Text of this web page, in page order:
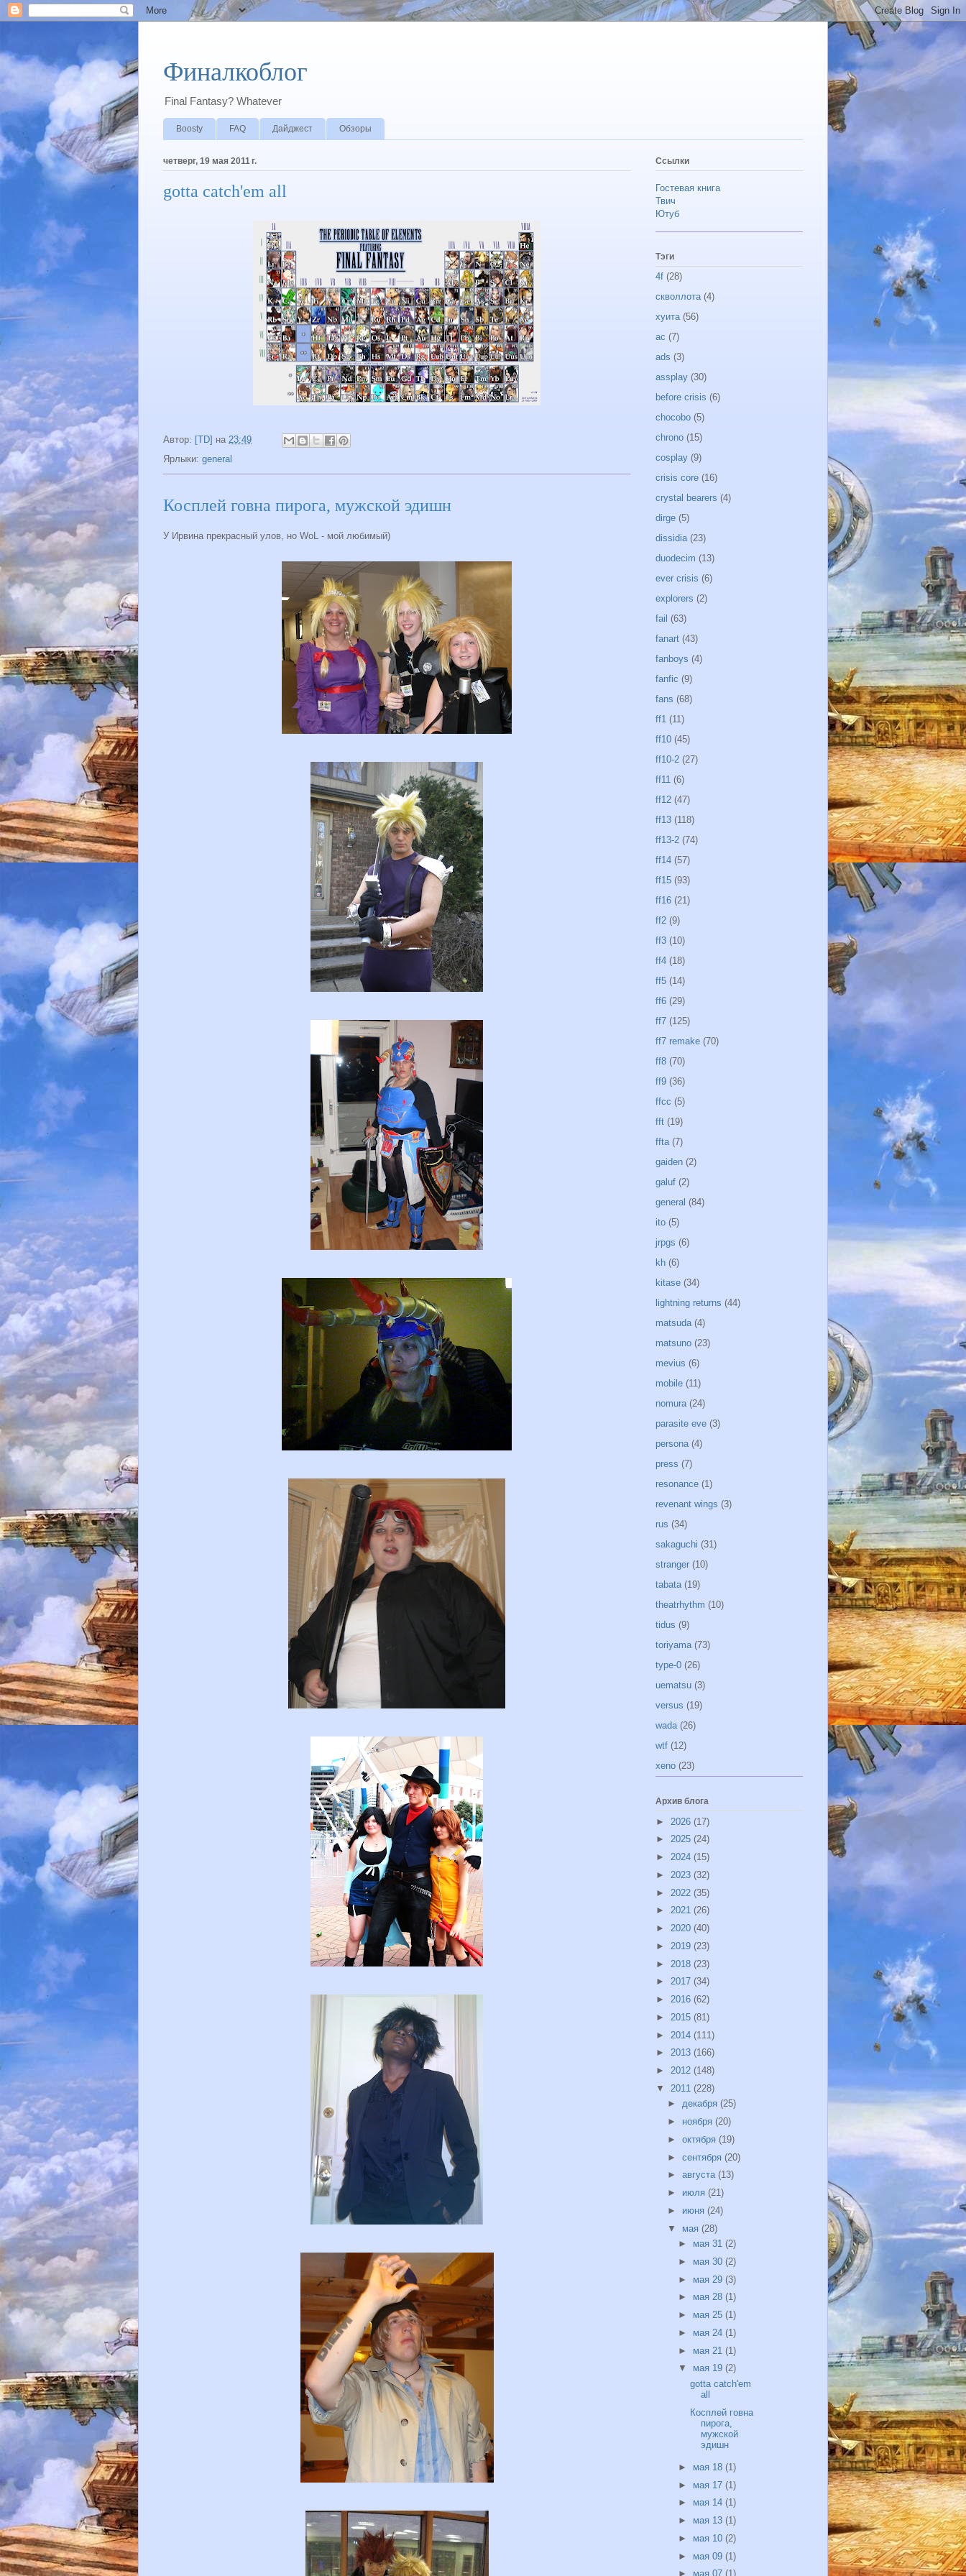
Финалкоблог
Final Fantasy? Whatever
Boosty FAQ Дайджест Обзоры
четверг, 19 мая 2011 г.
gotta catch'em all
Автор: [TD] на 23:49
Ярлыки: general
Косплей говна пирога, мужской эдишн
У Ирвина прекрасный улов, но WoL - мой любимый)
Ссылки
Гостевая книга
Твич
Ютуб
Тэги
4f (28)
скволлота (4)
хуита (56)
ac (7)
ads (3)
assplay (30)
before crisis (6)
chocobo (5)
chrono (15)
cosplay (9)
crisis core (16)
crystal bearers (4)
dirge (5)
dissidia (23)
duodecim (13)
ever crisis (6)
explorers (2)
fail (63)
fanart (43)
fanboys (4)
fanfic (9)
fans (68)
ff1 (11)
ff10 (45)
ff10-2 (27)
ff11 (6)
ff12 (47)
ff13 (118)
ff13-2 (74)
ff14 (57)
ff15 (93)
ff16 (21)
ff2 (9)
ff3 (10)
ff4 (18)
ff5 (14)
ff6 (29)
ff7 (125)
ff7 remake (70)
ff8 (70)
ff9 (36)
ffcc (5)
fft (19)
ffta (7)
gaiden (2)
galuf (2)
general (84)
ito (5)
jrpgs (6)
kh (6)
kitase (34)
lightning returns (44)
matsuda (4)
matsuno (23)
mevius (6)
mobile (11)
nomura (24)
parasite eve (3)
persona (4)
press (7)
resonance (1)
revenant wings (3)
rus (34)
sakaguchi (31)
stranger (10)
tabata (19)
theatrhythm (10)
tidus (9)
toriyama (73)
type-0 (26)
uematsu (3)
versus (19)
wada (26)
wtf (12)
xeno (23)
Архив блога
► 2026 (17)
► 2025 (24)
► 2024 (15)
► 2023 (32)
► 2022 (35)
► 2021 (26)
► 2020 (40)
► 2019 (23)
► 2018 (23)
► 2017 (34)
► 2016 (62)
► 2015 (81)
► 2014 (111)
► 2013 (166)
► 2012 (148)
▼ 2011 (228)
► декабря (25)
► ноября (20)
► октября (19)
► сентября (20)
► августа (13)
► июля (21)
► июня (24)
▼ мая (28)
► мая 31(2)
► мая 30(2)
► мая 29(3)
► мая 28(1)
► мая 25(1)
► мая 24(1)
► мая 21(1)
▼ мая 19(2)
gotta catch'em
all
Косплей говна
пирога,
мужской
эдишн
► мая 18(1)
► мая 17(1)
► мая 14(1)
► мая 13(1)
► мая 10(2)
► мая 09(1)
► мая 07(1)